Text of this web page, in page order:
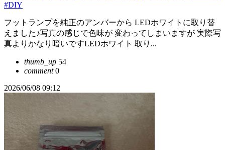
#DIY
フットランプを純正のアンバーから LEDホワイトに取り替
えました♪写真の感じで色味が 変わってしまいますが 実際写
真よりかなり暗いですLEDホワイト 取り...
thumb_up 54
comment0
2026/06/08 09:12